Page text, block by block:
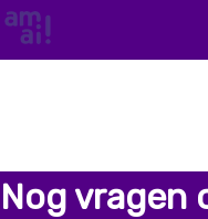
Nog vragen